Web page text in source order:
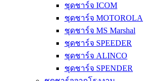
ชุดชาร์จ ICOM
ชุดชาร์จ MOTOROLA
ชุดชาร์จ MS Marshal
ชุดชาร์จ SPEEDER
ชุดชาร์จ ALINCO
ชุดชาร์จ SPENDER